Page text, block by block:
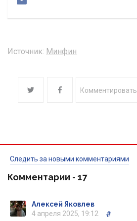
Источник: Минфин
Комментировать
Следить за новыми комментариями
Комментарии - 17
Алексей Яковлев
4 апреля 2025, 19:12
#